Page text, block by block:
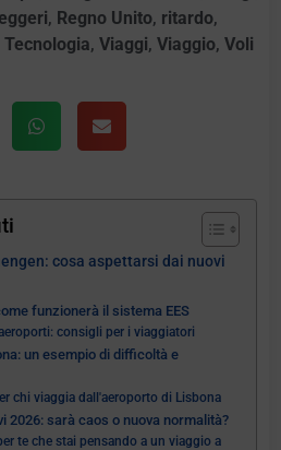
, Regno Unito, ritardo,
Tecnologia,Viaggi,Viaggio,Voli
cosa aspettarsi dai nuovi
funzionerà il sistema EES
consigli per i viaggiatori
un esempio di difficoltà e
chi viaggia dall'aeroporto di Lisbona
2026: sarà caos o nuova normalità?
te che stai pensando a un viaggio a